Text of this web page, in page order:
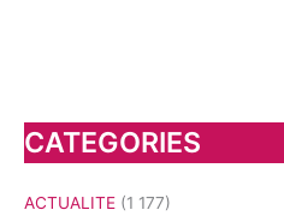
CATEGORIES
ACTUALITE (1 177)